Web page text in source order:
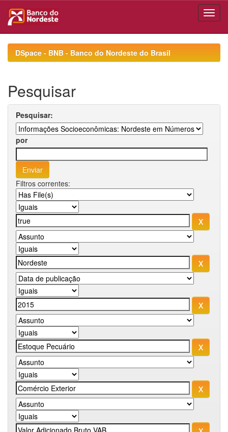
navigationDSpace - BNB - Banco do Nordeste do Brasil
Pesquisar
Pesquisar:
por
Filtros correntes: